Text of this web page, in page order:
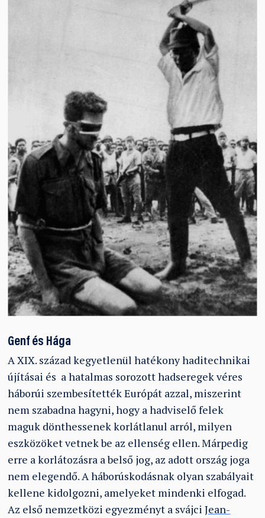
Genf és Hága
A XIX. század kegyetlenül hatékony haditechnikai
újításai és a hatalmas sorozott hadseregek véres
háborúi szembesítették Európát azzal, miszerint
nem szabadna hagyni, hogy a hadviselő felek
maguk dönthessenek korlátlanul arról, milyen
eszközöket vetnek be az ellenség ellen. Márpedig
erre a korlátozásra a belső jog, az adott ország joga
nem elegendő. A háborúskodásnak olyan szabályait
kellene kidolgozni, amelyeket mindenki elfogad.
Az első nemzetközi egyezményt a svájciJean-